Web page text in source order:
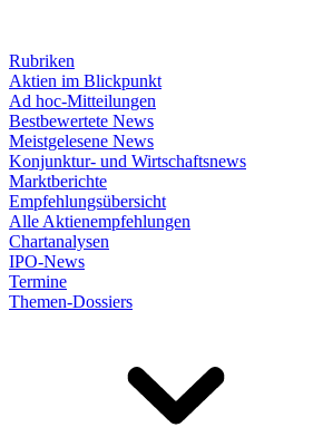
Rubriken
Aktien im Blickpunkt
Ad hoc-Mitteilungen
Bestbewertete News
Meistgelesene News
Konjunktur- und Wirtschaftsnews
Marktberichte
Empfehlungsübersicht
Alle Aktienempfehlungen
Chartanalysen
IPO-News
Termine
Themen-Dossiers